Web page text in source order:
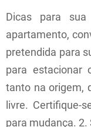
Dicas para
apartamento,
pretendida para
para estacionar
tanto na origem,
livre. Certifique-
para mudança. 2.